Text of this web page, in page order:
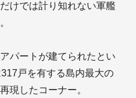
けでは計り知れない軍艦
パートが建てられたとい
戸を有する島内最大の
現したコーナー。